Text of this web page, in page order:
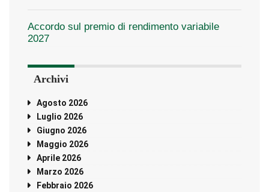
Accordo sul premio di rendimento variabile
2027
Archivi
Agosto 2026
Luglio 2026
Giugno 2026
Maggio 2026
Aprile 2026
Marzo 2026
Febbraio 2026